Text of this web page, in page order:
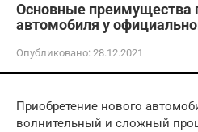
Основные преимущества
автомобиля у
Опубликовано: 28.12.2021
Приобретение нового
волнительный и сложный